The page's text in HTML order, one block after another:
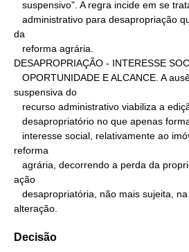
da
DESAPROPRIAÇÃO - INTERESSE
suspensiva do
reforma
ação
alteração.
Decisão